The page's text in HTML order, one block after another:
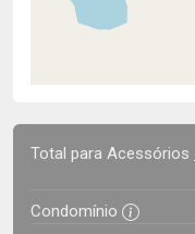
Total para Acessórios
Condomínio